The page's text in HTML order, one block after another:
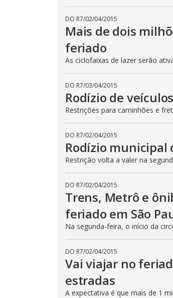
DO R7/02/04/2015
Mais de dois
feriado
As ciclofaixas de lazer serão
DO R7/03/04/2015
Rodízio de
Restrições para caminhões e
DO R7/02/04/2015
Rodízio municipal
Restrição volta a valer na
DO R7/02/04/2015
Trens, Metrô e
feriado em São
Na segunda-feira, o início da
DO R7/02/04/2015
Vai viajar no
estradas
A expectativa é que mais de 1